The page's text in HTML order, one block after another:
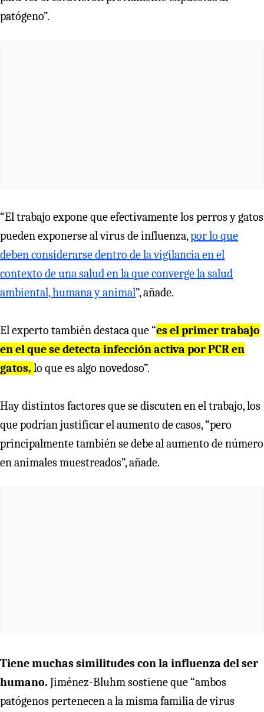
patógeno”.
“El trabajo expone que efectivamente los perros y gatos
pueden exponerse al virus de influenza,por lo que
deben considerarse dentro de la vigilancia en el
contexto de una salud en la que converge la salud
ambiental, humana y animal”, añade.
El experto también destaca que “es el primer trabajo
en el que se detecta infección activa por PCR en
gatos, lo que es algo novedoso”.
Hay distintos factores que se discuten en el trabajo, los
que podrían justificar el aumento de casos, “pero
principalmente también se debe al aumento de número
en animales muestreados”, añade.
Tiene muchas similitudes con la influenza del ser
humano. Jiménez-Bluhm sostiene que “ambos
patógenos pertenecen a la misma familia de virus